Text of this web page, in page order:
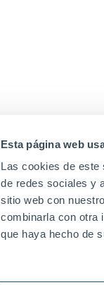
Esta página web
Las cookies de este
de redes sociales y
sitio web con
combinarla con otra
que haya hecho de